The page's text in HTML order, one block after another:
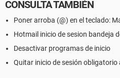
CONSULTA TAMBIÉN
Poner arroba (@) en el teclado:
Hotmail inicio de sesion bandeja
Desactivar programas de inicio
Quitar inicio de sesión obligatorio